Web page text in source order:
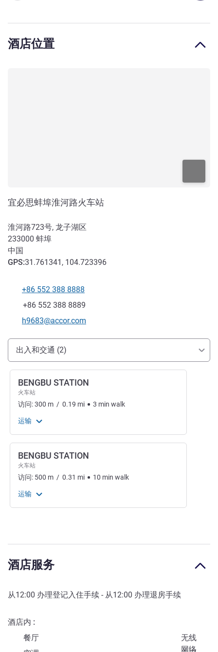
酒店位置
宜必思蚌埠淮河路火车站
淮河路723号, 龙子湖区
233000 蚌埠
中国
GPS:31.761341, 104.723396
电话
+86 552 388 8888
传真
+86 552 388 8889
联系电子邮件
h9683@accor.com
抵达和交通
出入和交通 (2)
BENGBU STATION
火车站
访问:300 m / 0.19 mi 3 min walk
运输
BENGBU STATION
火车站
访问: 500 m / 0.31 mi 10 min walk
运输
酒店服务
从12:00 办理登记入住手续 - 从12:00 办理退房手续
酒店内
餐厅
无线
网络